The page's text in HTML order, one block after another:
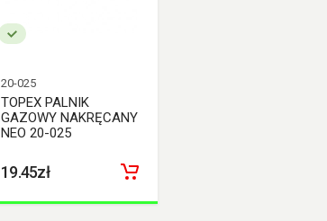
20-025
TOPEX PALNIK
GAZOWY NAKRĘCANY
NEO 20-025
19.45zł